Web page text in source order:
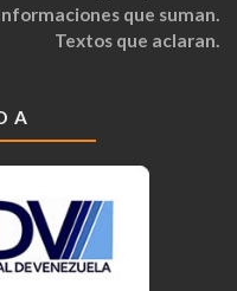
que suman.
Textos que aclaran.
A